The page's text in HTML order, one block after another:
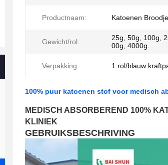
Productnaam: Katoenen Broodje
Gewicht/rol:
25g, 50g, 100g,
00g, 4000g.
Verpakking: 1 rol/blauw
100% puur katoenen stof voor medisch
MEDISCH ABSORBEREND 100%
KLINIEK
GEBRUIKSBESCHRIVING